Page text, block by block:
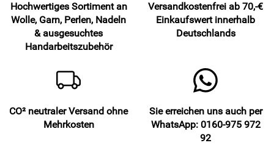
Hochwertiges Sortiment an
Wolle, Garn, Perlen, Nadeln
& ausgesuchtes
Handarbeitszubehör
Versandkostenfrei ab 70,-€
Einkaufswert innerhalb
Deutschlands
CO² neutraler Versand ohne
Mehrkosten
Sie erreichen uns auch per
WhatsApp: 0160-975 972
92